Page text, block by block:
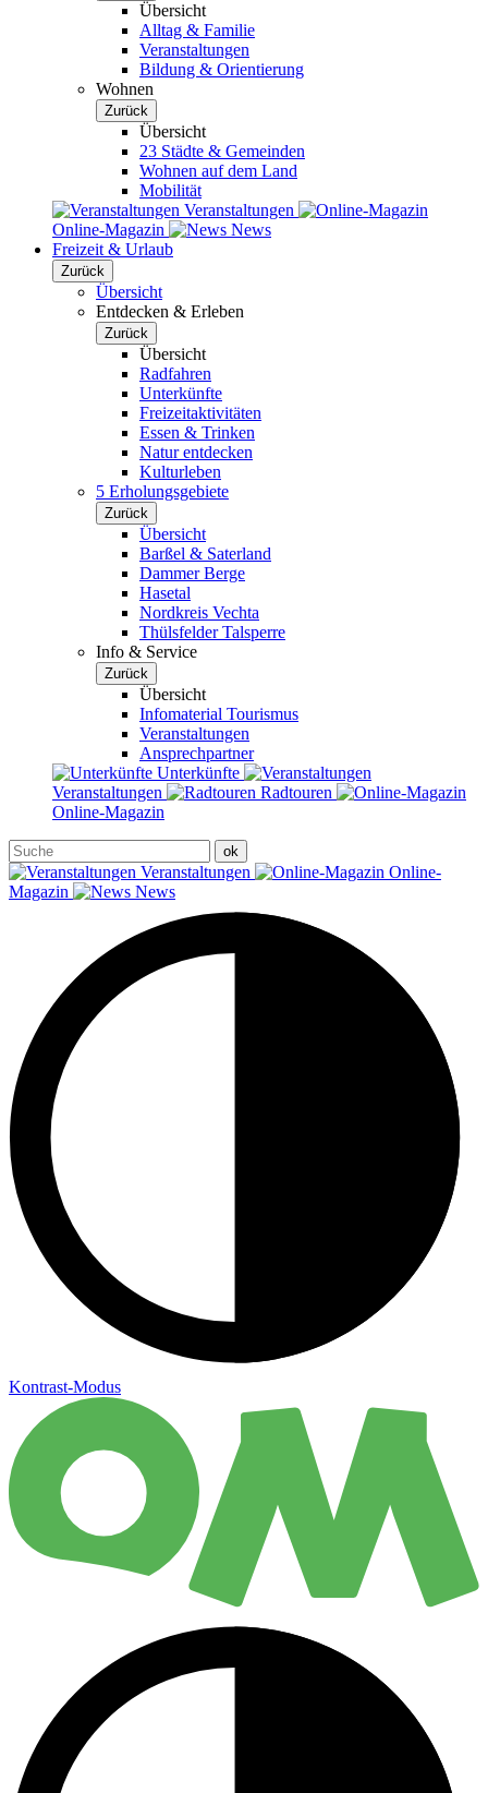
Übersicht
Alltag & Familie
Veranstaltungen
Bildung & Orientierung
Wohnen
Zurück
Übersicht
23 Städte & Gemeinden
Wohnen auf dem Land
Mobilität
Veranstaltungen
Online-Magazin
News
Freizeit & Urlaub
Zurück
Übersicht
Entdecken & Erleben
Zurück
Übersicht
Radfahren
Unterkünfte
Freizeitaktivitäten
Essen & Trinken
Natur entdecken
Kulturleben
5 Erholungsgebiete
Zurück
Übersicht
Barßel & Saterland
Dammer Berge
Hasetal
Nordkreis Vechta
Thülsfelder Talsperre
Info & Service
Zurück
Übersicht
Infomaterial Tourismus
Veranstaltungen
Ansprechpartner
Unterkünfte
Veranstaltungen
Radtouren
Online-Magazin
Veranstaltungen
Online-
Magazin
News
Kontrast-Modus